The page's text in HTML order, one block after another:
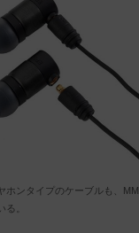
ンタイプのケーブルも、
る。